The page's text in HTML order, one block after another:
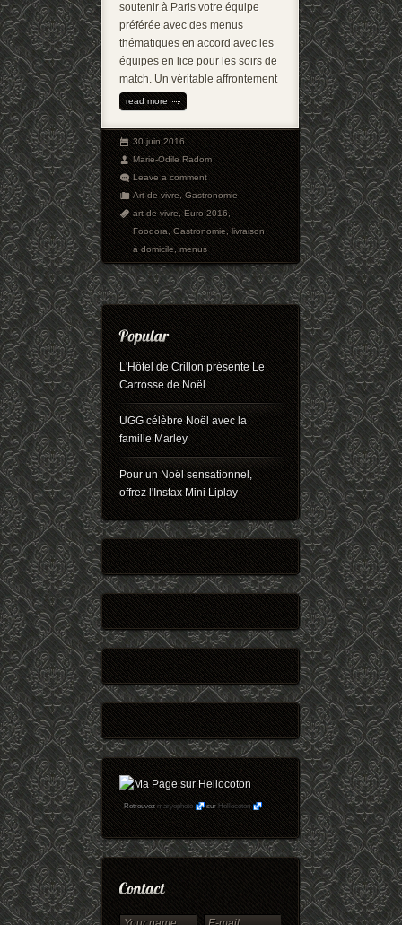
soutenir à Paris votre équipe
préférée avec des menus
thématiques en accord avec les
équipes en lice pour les soirs de
match. Un véritable affrontement
read more
30 juin 2016
Marie-Odile Radom
Leave a comment
Art de vivre,Gastronomie
art de vivre,Euro 2016,
Foodora,Gastronomie,livraison
à domicile,menus
L'Hôtel de Crillon présente Le
Carrosse de Noël
UGG célèbre Noël avec la
famille Marley
Pour un Noël sensationnel,
offrez l'Instax Mini Liplay
Retrouvezmaryophoto surHellocoton